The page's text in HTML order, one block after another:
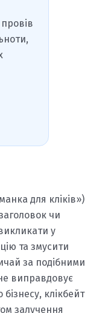
для кліків»)
чи
у
та змусити
за подібними
виправдовує
бізнесу, клікбейт
залучення